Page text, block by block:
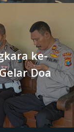
ke-
Doa